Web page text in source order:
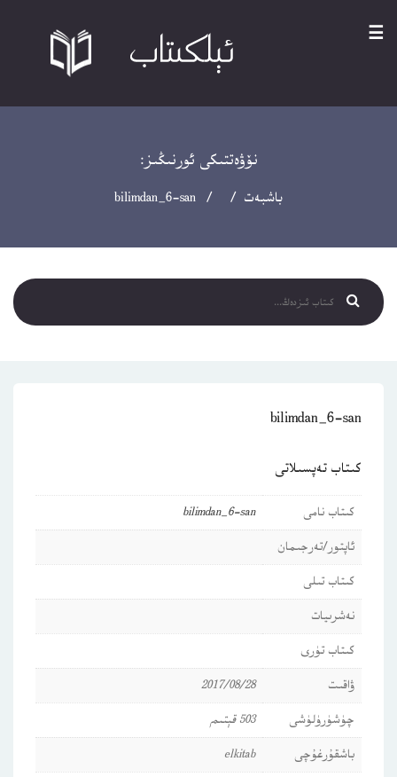
☰
نۆۋەتتىكى ئورنىڭىز:
باشبەت / / bilimdan_6-san
bilimdan_6-san
كىتاب تەپسىلاتى
كىتاب نامى
bilimdan_6-san
ئاپتور/تەرجىمان
كىتاب تىلى
نەشرىيات
كىتاب تۈرى
ۋاقىت
2017/08/28
چۈشۈرۈلۈشى
503 قېتىم
باشقۇرغۇچى
elkitab